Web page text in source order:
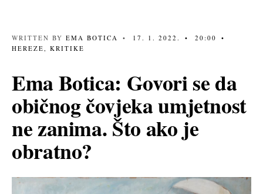
WRITTEN BY EMA BOTICA • 17. 1. 2022. • 20:00
•
HEREZE, KRITIKE
Ema Botica: Govori se da
običnog čovjeka umjetnost
ne zanima. Što ako je
obratno?